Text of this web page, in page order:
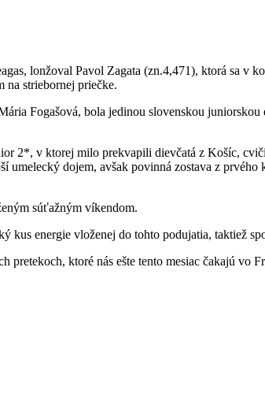
lonžoval Pavol Zagata (zn.4,471), ktorá sa v
na striebornej priečke.
Fogašová, bola jedinou slovenskou
2*, v ktorej milo prekvapili dievčatá z Košíc,
dojem, avšak povinná zostava z
súťažným víkendom.
kus energie vloženej do tohto podujatia, taktiež
ktoré nás ešte tento mesiac čakajú vo